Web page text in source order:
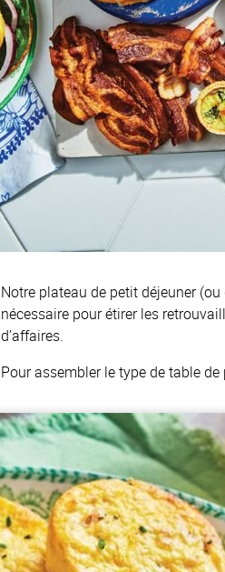
Notre plateau de petit déjeuner
nécessaire pour étirer les
d’affaires.
Pour assembler le type de table